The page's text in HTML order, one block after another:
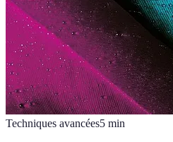
Techniques avancées5 min